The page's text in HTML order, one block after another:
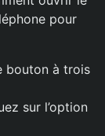
pour
bouton à trois
sur l’option